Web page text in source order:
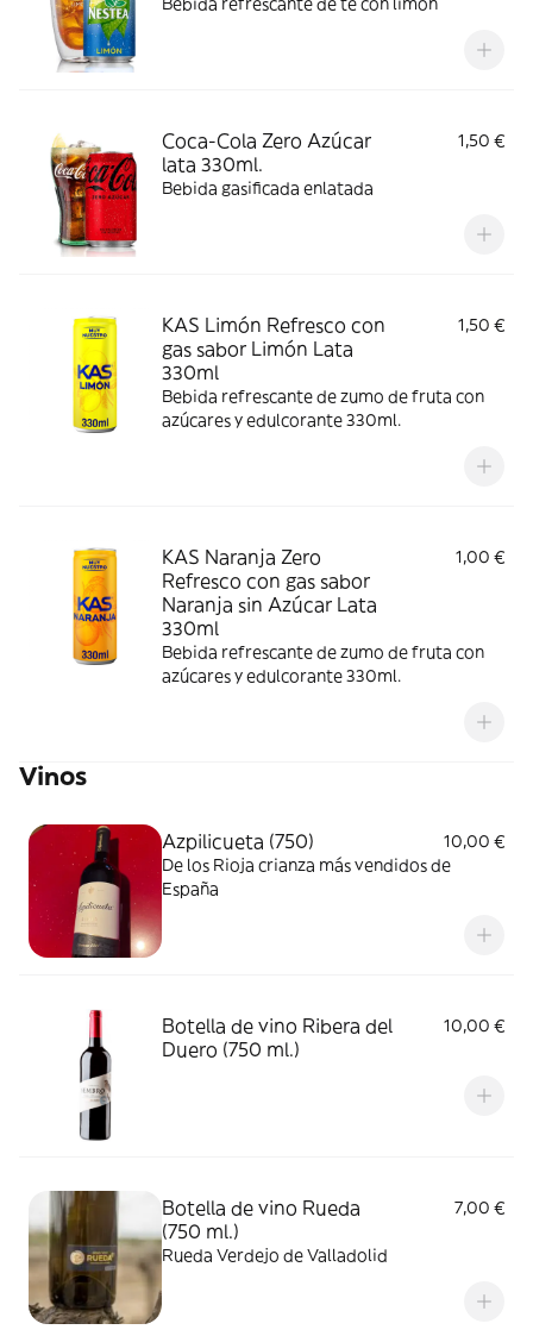
Coca-Cola Zero Azúcar
lata 330ml.
1,50 €
Bebida gasificada enlatada
KAS Limón Refresco con
gas sabor Limón Lata
330ml
1,50 €
Bebida refrescante de zumo de fruta con
azúcares y edulcorante 330ml.
KAS Naranja Zero
Refresco con gas sabor
Naranja sin Azúcar Lata
330ml
1,00 €
Bebida refrescante de zumo de fruta con
azúcares y edulcorante 330ml.
Vinos
Azpilicueta (750)
10,00 €
De los Rioja crianza más vendidos de
España
Botella de vino Ribera del
Duero (750 ml.)
10,00 €
Botella de vino Rueda
(750 ml.)
7,00 €
Rueda Verdejo de Valladolid